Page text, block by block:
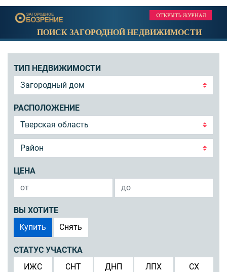
ПОИСК ЗАГОРОДНОЙ НЕДВИЖИМОСТИ
ТИП НЕДВИЖИМОСТИ
РАСПОЛОЖЕНИЕ
ЦЕНА
ВЫ ХОТИТЕ
Купить
Снять
СТАТУС УЧАСТКА
ИЖС
СНТ ДНП ЛПХ СХ